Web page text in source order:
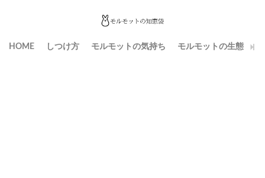
HOME しつけ方 モルモットの気持ち モルモットの生態